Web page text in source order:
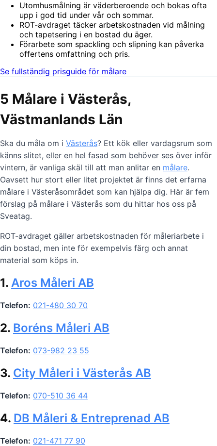
Utomhusmålning är väderberoende och bokas ofta
upp i god tid under vår och sommar.
ROT-avdraget täcker arbetskostnaden vid målning
och tapetsering i en bostad du äger.
Förarbete som spackling och slipning kan påverka
offertens omfattning och pris.
Se fullständig prisguide för målare
5 Målare i Västerås,
Västmanlands Län
Ska du måla om i Västerås? Ett kök eller vardagsrum som
känns slitet, eller en hel fasad som behöver ses över inför
vintern, är vanliga skäl till att man anlitar en målare.
Oavsett hur stort eller litet projektet är finns det erfarna
målare i Västeråsområdet som kan hjälpa dig. Här är fem
förslag på målare i Västerås som du hittar hos oss på
Sveatag.
ROT-avdraget gäller arbetskostnaden för måleriarbete i
din bostad, men inte för exempelvis färg och annat
material som köps in.
1. Aros Måleri AB
Telefon: 021-480 30 70
2. Boréns Måleri AB
Telefon: 073-982 23 55
3. City Måleri i Västerås AB
Telefon: 070-510 36 44
4. DB Måleri & Entreprenad AB
Telefon: 021-471 77 90